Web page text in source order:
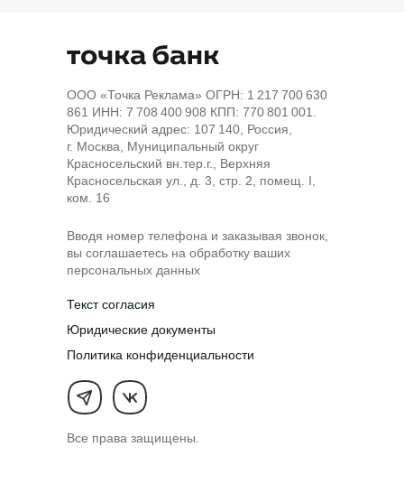
ООО «Точка Реклама» ОГРН: 1 217 700 630
861 ИНН: 7 708 400 908 КПП: 770 801 001.
Юридический адрес: 107 140, Россия,
г. Москва, Муниципальный округ
Красносельский вн.тер.г., Верхняя
Красносельская ул., д. 3, стр. 2, помещ. I,
ком. 16
Все права защищены.
Вводя номер телефона и заказывая звонок,
вы соглашаетесь на обработку ваших
персональных данных
Текст согласия
Юридические документы
Политика конфиденциальности